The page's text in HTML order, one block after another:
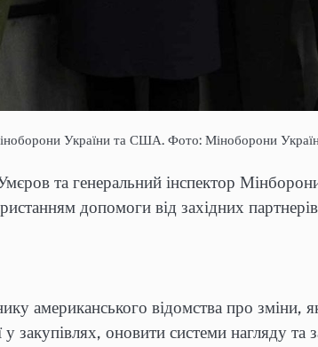
України та США. Фото: Міноборони
та генеральний інспектор
допомоги від західних
американського відомства про зміни,
оновити системи нагляду та